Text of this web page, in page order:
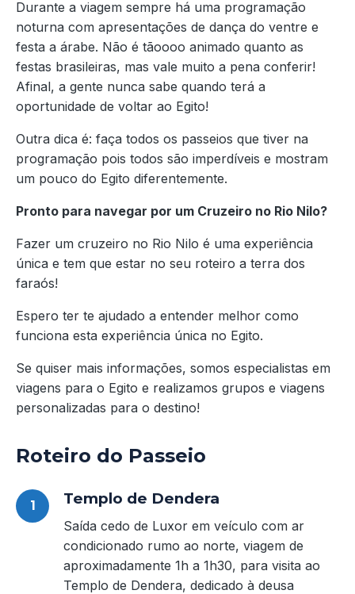
Durante a viagem sempre há uma programação
noturna com apresentações de dança do ventre e
festa a árabe. Não é tãoooo animado quanto as
festas brasileiras, mas vale muito a pena conferir!
Afinal, a gente nunca sabe quando terá a
oportunidade de voltar ao Egito!
Outra dica é: faça todos os passeios que tiver na
programação pois todos são imperdíveis e mostram
um pouco do Egito diferentemente.
Pronto para navegar por um Cruzeiro no Rio Nilo?
Fazer um cruzeiro no Rio Nilo é uma experiência
única e tem que estar no seu roteiro a terra dos
faraós!
Espero ter te ajudado a entender melhor como
funciona esta experiência única no Egito.
Se quiser mais informações, somos especialistas em
viagens para o Egito e realizamos grupos e viagens
personalizadas para o destino!
Roteiro do Passeio
Templo de Dendera
Saída cedo de Luxor em veículo com ar
condicionado rumo ao norte, viagem de
aproximadamente 1h a 1h30, para visita ao
Templo de Dendera, dedicado à deusa